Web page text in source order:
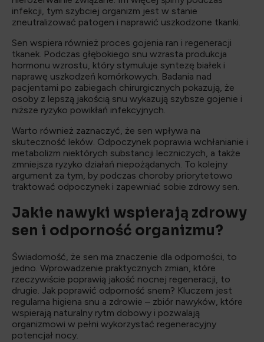
infekcji, tym szybciej organizm jest w stanie
zneutralizować patogen i naprawić uszkodzone tkanki.
Sen wspiera również proces gojenia ran i regeneracji
tkanek. Podczas głębokiego snu wzrasta produkcja
hormonu wzrostu, który stymuluje syntezę białek i
naprawę uszkodzeń komórkowych. Badania nad
pacjentami po zabiegach chirurgicznych pokazują, że
osoby z lepszą jakością snu wykazują szybsze gojenie i
niższe ryzyko powikłań infekcyjnych.
Warto również zaznaczyć, że sen wpływa na
skuteczność leków. Odpoczynek poprawia wchłanianie i
metabolizm niektórych substancji leczniczych, a także
zmniejsza ryzyko działań niepożądanych. To kolejny
argument za tym, by podczas choroby priorytetowo
traktować odpoczynek i zapewniać sobie zdrowy sen.
Jakie nawyki wspierają zdrowy
sen i odporność organizmu?
Świadomość, że sen ma znaczenie dla odporności, to
jedno. Wprowadzenie praktycznych zmian, które
rzeczywiście poprawią jakość nocnej regeneracji, to
drugie. Jak poprawić odporność snem? Kluczem jest
regularna higiena snu a zdrowie – zbiór nawyków, które
wspierają naturalny rytm dobowy i pozwalają
organizmowi w pełni wykorzystać regeneracyjny
potencjał nocy.